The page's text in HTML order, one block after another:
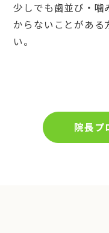
少しでも歯並び・噛
からないことがある
い。
院長プ